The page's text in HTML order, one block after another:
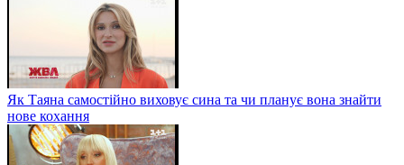
Як Таяна самостійно виховує сина та чи планує вона знайти
нове кохання